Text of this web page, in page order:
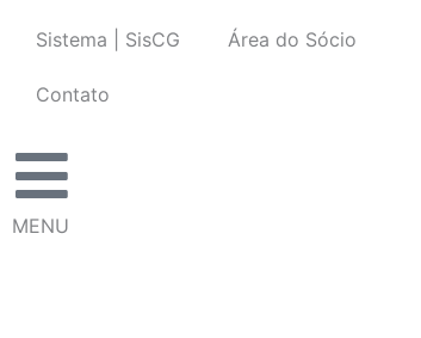
para
conteúdo
Sistema | SisCG Área do Sócio
Contato
MENU